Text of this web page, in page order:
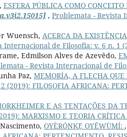
ESFERA PÚBLICA COMO
, Problemata - Revista
Wuensch, ACERCA DA
Internacional de Filosofia: v. 6 n. 1
Edmilson Alves de Azevêdo,
- Revista Internacional de
Paz, MEMORÍA, A FLECHA QUE
(2019): FILOSOFIA AFRICANA:
E AS TENTAÇÕES DA
MARXISMO E TEORIA
OYÈRÓNKẸ́ OYĚWÙMÍ: ,